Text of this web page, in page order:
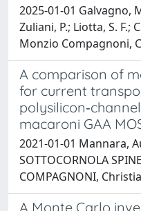
2025-01-01 Galvagno,
Zuliani, P.; Liotta, S. F.;
Monzio Compagnoni,
A comparison of
for current
macaroni GAA
2021-01-01 Mannara,
SOTTOCORNOLA
COMPAGNONI,
A Monte Carlo